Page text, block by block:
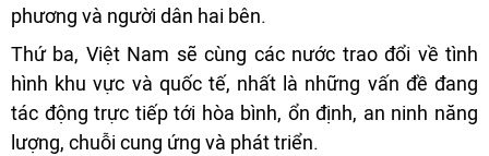
phương và người dân hai bên.
Thứ ba, Việt Nam sẽ cùng các nước trao đổi về tình
hình khu vực và quốc tế, nhất là những vấn đề đang
tác động trực tiếp tới hòa bình, ổn định, an ninh năng
lượng, chuỗi cung ứng và phát triển.